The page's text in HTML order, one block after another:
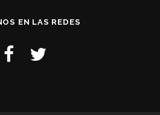
EN LAS REDES